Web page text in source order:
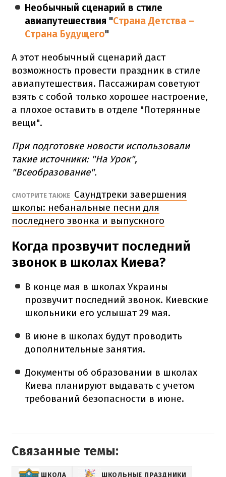
Необычный сценарий в стиле
авиапутешествия "Страна Детства –
Страна Будущего"
А этот необычный сценарий даст
возможность провести праздник в стиле
авиапутешествия. Пассажирам советуют
взять с собой только хорошее настроение,
а плохое оставить в отделе "Потерянные
вещи".
При подготовке новости использовали
такие источники: "На Урок",
"Всеобразование".
СМОТРИТЕ ТАКЖЕ Саундтреки завершения
школы: небанальные песни для
последнего звонка и выпускного
Когда прозвучит последний
звонок в школах Киева?
В конце мая в школах Украины
прозвучит последний звонок. Киевские
школьники его услышат 29 мая.
В июне в школах будут проводить
дополнительные занятия.
Документы об образовании в школах
Киева планируют выдавать с учетом
требований безопасности в июне.
Связанные темы:
ШКОЛА ШКОЛЬНЫЕ ПРАЗДНИКИ